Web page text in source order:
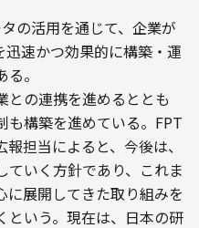
の活用を通じて、企業が
迅速かつ効果的に構築・運
。
との連携を進めるととも
も構築を進めている。FPT
担当によると、今後は、
ていく方針であり、これま
に展開してきた取り組みを
という。現在は、日本の研